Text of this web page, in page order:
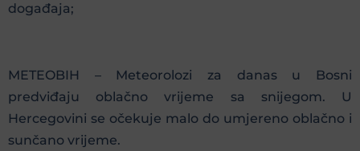
događaja;
METEOBIH – Meteorolozi za danas u Bosni
predviđaju oblačno vrijeme sa snijegom. U
Hercegovini se očekuje malo do umjereno oblačno i
sunčano vrijeme.